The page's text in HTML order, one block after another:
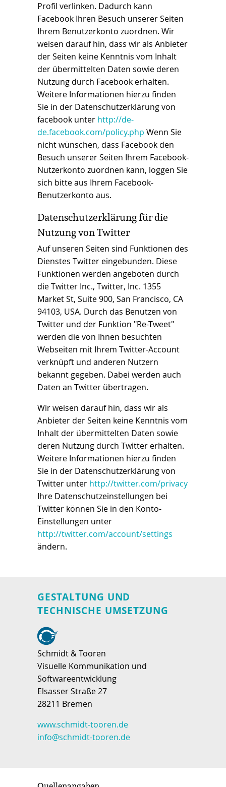
Profil verlinken. Dadurch kann
Facebook Ihren Besuch unserer Seiten
Ihrem Benutzerkonto zuordnen. Wir
weisen darauf hin, dass wir als Anbieter
der Seiten keine Kenntnis vom Inhalt
der übermittelten Daten sowie deren
Nutzung durch Facebook erhalten.
Weitere Informationen hierzu finden
Sie in der Datenschutzerklärung von
facebook unter http://de-
de.facebook.com/policy.php Wenn Sie
nicht wünschen, dass Facebook den
Besuch unserer Seiten Ihrem Facebook-
Nutzerkonto zuordnen kann, loggen Sie
sich bitte aus Ihrem Facebook-
Benutzerkonto aus.
Datenschutzerklärung für die
Nutzung von Twitter
Auf unseren Seiten sind Funktionen des
Dienstes Twitter eingebunden. Diese
Funktionen werden angeboten durch
die Twitter Inc., Twitter, Inc. 1355
Market St, Suite 900, San Francisco, CA
94103, USA. Durch das Benutzen von
Twitter und der Funktion "Re-Tweet"
werden die von Ihnen besuchten
Webseiten mit Ihrem Twitter-Account
verknüpft und anderen Nutzern
bekannt gegeben. Dabei werden auch
Daten an Twitter übertragen.
Wir weisen darauf hin, dass wir als
Anbieter der Seiten keine Kenntnis vom
Inhalt der übermittelten Daten sowie
deren Nutzung durch Twitter erhalten.
Weitere Informationen hierzu finden
Sie in der Datenschutzerklärung von
Twitter unter http://twitter.com/privacy
Ihre Datenschutzeinstellungen bei
Twitter können Sie in den Konto-
Einstellungen unter
http://twitter.com/account/settings
ändern.
GESTALTUNG UND
TECHNISCHE UMSETZUNG
Schmidt & Tooren
Visuelle Kommunikation und
Softwareentwicklung
Elsasser Straße 27
28211 Bremen
www.schmidt-tooren.de
info@schmidt-tooren.de